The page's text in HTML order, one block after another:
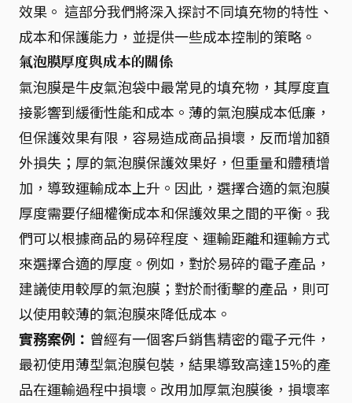
效果。 這部分我們將深入探討不同填充物的特性、
成本和保護能力，並提供一些成本控制的策略。
氣泡膜厚度與成本的關係
氣泡膜是牛皮氣泡袋中最常見的填充物，其厚度直
接影響到緩衝性能和成本。薄的氣泡膜成本低廉，
但保護效果有限，容易造成商品損壞，反而增加額
外損失；厚的氣泡膜保護效果好，但重量和體積增
加，導致運輸成本上升。因此，選擇合適的氣泡膜
厚度需要仔細權衡成本和保護效果之間的平衡。我
們可以根據商品的易碎程度、運輸距離和運輸方式
來選擇合適的厚度。例如，對於易碎的電子產品，
建議使用較厚的氣泡膜；對於耐衝擊的產品，則可
以使用較薄的氣泡膜來降低成本。
實務案例： 曾經有一個客戶銷售精密的電子元件，
最初使用薄型氣泡膜包裝，結果導致高達15%的產
品在運輸過程中損壞。改用加厚氣泡膜後，損壞率